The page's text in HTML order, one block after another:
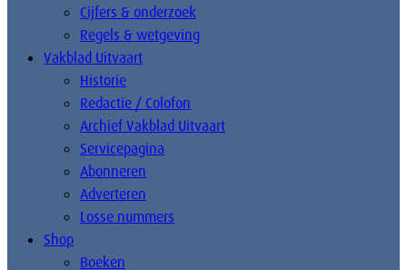
Cijfers & onderzoek
Regels & wetgeving
Vakblad Uitvaart
Historie
Redactie / Colofon
Archief Vakblad Uitvaart
Servicepagina
Abonneren
Adverteren
Losse nummers
Shop
Boeken